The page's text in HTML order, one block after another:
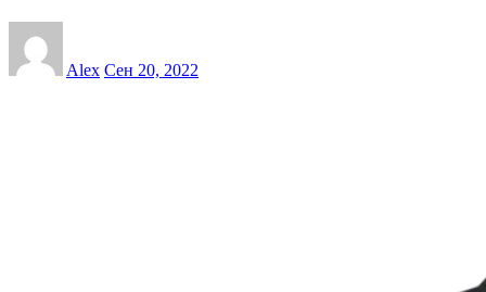
Alex Сен 20, 2022